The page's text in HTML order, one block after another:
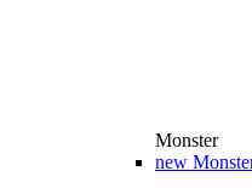
Monster
new